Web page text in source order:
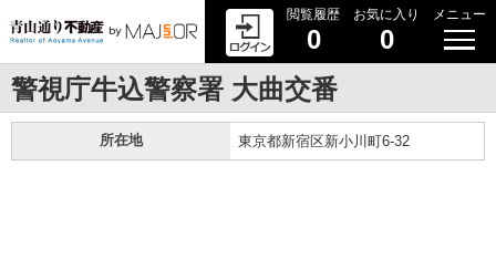
閲覧履歴
0
お気に入り
0
メニュー
警視庁牛込警察署 大曲交番
所在地 東京都新宿区新小川町6-32